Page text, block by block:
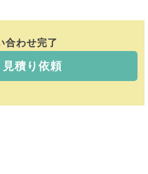
合わせ完了
積り依頼